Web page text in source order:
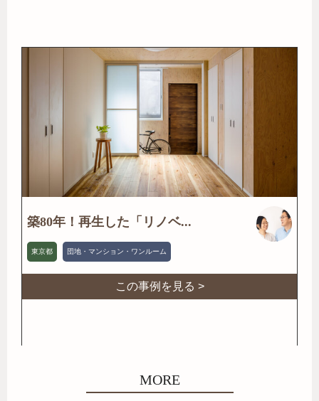
築80年！再生した「リノベ...
東京都 団地・マンション・ワンルーム
この事例を見る >
MORE